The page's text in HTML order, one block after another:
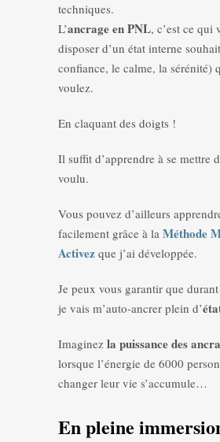
techniques.
L’ancrage en PNL, c’est ce qui
disposer d’un état interne
confiance, le calme, la sérénité)
voulez.
En claquant des doigts !
Il suffit d’apprendre à se mettre
voulu.
Vous pouvez d’ailleurs
facilement grâce à la Méthode
Activez que j’ai développée.
Je peux vous garantir que
je vais m’auto-ancrer plein d’
Imaginez la puissance des
lorsque l’énergie de 6000
changer leur vie s’accumule…
En pleine